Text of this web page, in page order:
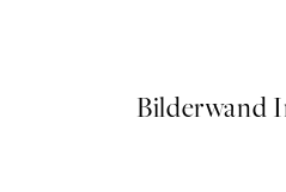
Bilderwand